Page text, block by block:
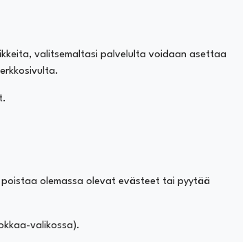
valitsemaltasi palvelulta voidaan asettaa
poistaa olemassa olevat evästeet tai pyytää
valikossa).